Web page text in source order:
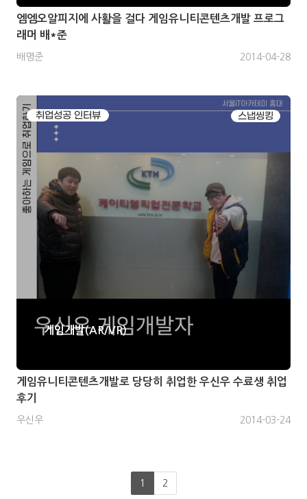
엠엠오알피지에 사활을 걸다 게임유니티콘텐츠개발 프로그
래머 배*준
배명준 2014-04-28
취업성공 인터뷰 스냅씽킹
게임개발(AR/VR)
게임유니티콘텐츠개발로 당당히 취업한 우신우 수료생 취업
후기
우신우 2014-03-24
1 2